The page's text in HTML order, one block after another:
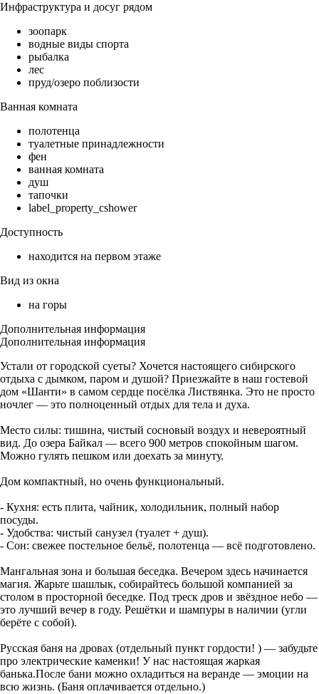
Инфраструктура и досуг рядом
зоопарк
водные виды спорта
рыбалка
лес
пруд/озеро поблизости
Ванная комната
полотенца
туалетные принадлежности
фен
ванная комната
душ
тапочки
label_property_cshower
Доступность
находится на первом этаже
Вид из окна
на горы
Дополнительная информация
Дополнительная информация
Устали от городской суеты? Хочется настоящего сибирского
отдыха с дымком, паром и душой? Приезжайте в наш гостевой
дом «Шанти» в самом сердце посёлка Листвянка. Это не просто
ночлег — это полноценный отдых для тела и духа.
Место силы: тишина, чистый сосновый воздух и невероятный
вид. До озера Байкал — всего 900 метров спокойным шагом.
Можно гулять пешком или доехать за минуту.
Дом компактный, но очень функциональный.
- Кухня: есть плита, чайник, холодильник, полный набор
посуды.
- Удобства: чистый санузел (туалет + душ).
- Сон: свежее постельное бельё, полотенца — всё подготовлено.
Мангальная зона и большая беседка. Вечером здесь начинается
магия. Жарьте шашлык, собирайтесь большой компанией за
столом в просторной беседке. Под треск дров и звёздное небо —
это лучший вечер в году. Решётки и шампуры в наличии (угли
берёте с собой).
Русская баня на дровах (отдельный пункт гордости! ) — забудьте
про электрические каменки! У нас настоящая жаркая
банька.После бани можно охладиться на веранде — эмоции на
всю жизнь. (Баня оплачивается отдельно.)